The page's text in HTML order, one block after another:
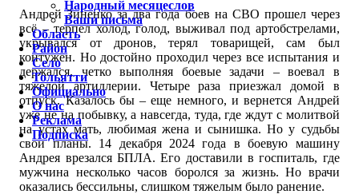
Андрей Зиненко за два года боев на СВО прошел через
всё – терпел холод, голод, выживал под артобстрелами,
укрывался от дронов, терял товарищей, сам был
контужен. Но достойно проходил через все испытания и
держался, четко выполняя боевые задачи – воевал в
тяжелой артиллерии. Четыре раза приезжал домой в
отпуск. Казалось бы – еще немного, и вернется Андрей
уже не на побывку, а навсегда, туда, где ждут с молитвой
на устах мать, любимая жена и сынишка. Но у судьбы
свои планы. 14 декабря 2024 года в боевую машину
Андрея врезался БПЛА. Его доставили в госпиталь, где
мужчина несколько часов боролся за жизнь. Но врачи
оказались бессильны, слишком тяжелым было ранение.
Народный месяцеслов
Ваши письма
Область
Район
Село
Тольятти
Официально
О нас
Реклама
Подписка